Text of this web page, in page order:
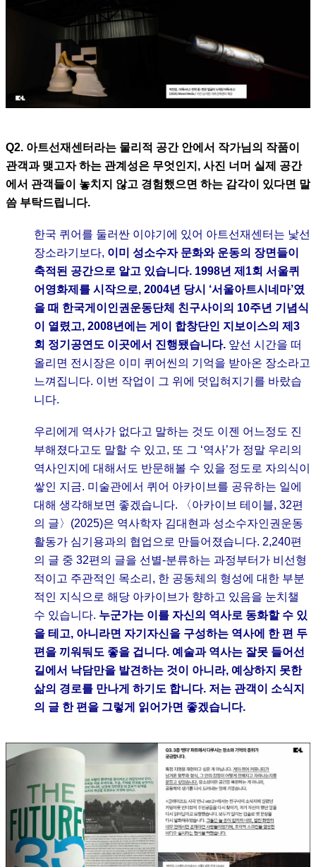
Q2. 아트선재센터라는 물리적 공간 안에서 작가님의 작품이
관객과 맺고자 하는 관계성은 무엇인지, 사진 너머 실제 공간
에서 관객들이 놓치지 않고 경험했으면 하는 감각이 있다면 말
씀 부탁드립니다.
한국 퀴어를 둘러싼 이야기에 있어 아트선재센터는 낯선
장소라기보다, 이미 성소수자 문화와 운동의 장면들이
축적된 공간으로 알고 있습니다. 1998년 제1회 서울퀴
어영화제를 시작으로, 2004년 당시 ‘서울아트시네마’였
을 때 한국게이인권운동단체 친구사이의 10주년 기념식
이 열렸고, 2008년에는 게이 합창단인 지보이스의 제3
회 정기공연도 이곳에서 진행됐습니다. 앞선 시간을 떠
올리면 전시장은 이미 퀴어씬의 기억을 받아온 장소라고
느껴집니다. 이번 작업이 그 위에 덧입혀지기를 바랐습
니다.
우리에게 역사가 없다고 말하는 것도 이젠 어느정도 진
부해졌다고도 말할 수 있고, 또 그 ‘역사’가 정말 우리의
역사인지에 대해서도 반문해볼 수 있을 정도로 자의식이
쌓인 지금. 미술관에서 퀴어 아카이브를 공유하는 일에
대해 생각해보면 좋겠습니다. 〈아카이브 테이블, 32편
의 글〉(2025)은 역사학자 김대현과 성소수자인권운동
활동가 심기용과의 협업으로 만들어졌습니다. 2,240편
의 글 중 32편의 글을 선별-분류하는 과정부터가 비선형
적이고 주관적인 목소리, 한 공동체의 형성에 대한 부분
적인 지식으로 해당 아카이브가 향하고 있음을 눈치챌
수 있습니다. 누군가는 이를 자신의 역사로 동화할 수 있
을 테고, 아니라면 자기자신을 구성하는 역사에 한 편 두
편을 끼워둬도 좋을 겁니다. 예술과 역사는 잘못 들어선
길에서 낙담만을 발견하는 것이 아니라, 예상하지 못한
삶의 경로를 만나게 하기도 합니다. 저는 관객이 소식지
의 글 한 편을 그렇게 읽어가면 좋겠습니다.